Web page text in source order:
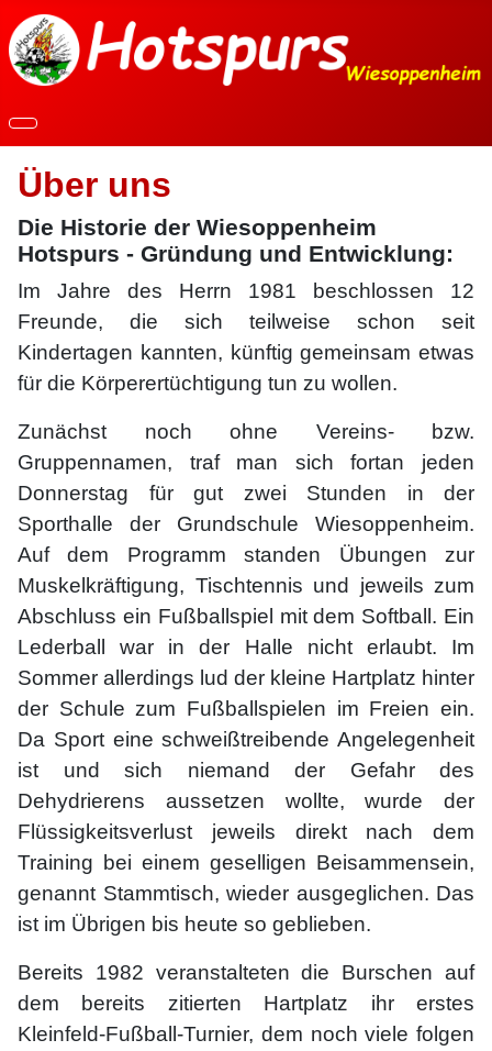
Über uns
Die Historie der Wiesoppenheim
Hotspurs - Gründung und Entwicklung:
Im Jahre des Herrn 1981 beschlossen 12
Freunde, die sich teilweise schon seit
Kindertagen kannten, künftig gemeinsam etwas
für die Körperertüchtigung tun zu wollen.
Zunächst noch ohne Vereins- bzw.
Gruppennamen, traf man sich fortan jeden
Donnerstag für gut zwei Stunden in der
Sporthalle der Grundschule Wiesoppenheim.
Auf dem Programm standen Übungen zur
Muskelkräftigung, Tischtennis und jeweils zum
Abschluss ein Fußballspiel mit dem Softball. Ein
Lederball war in der Halle nicht erlaubt. Im
Sommer allerdings lud der kleine Hartplatz hinter
der Schule zum Fußballspielen im Freien ein.
Da Sport eine schweißtreibende Angelegenheit
ist und sich niemand der Gefahr des
Dehydrierens aussetzen wollte, wurde der
Flüssigkeitsverlust jeweils direkt nach dem
Training bei einem geselligen Beisammensein,
genannt Stammtisch, wieder ausgeglichen. Das
ist im Übrigen bis heute so geblieben.
Bereits 1982 veranstalteten die Burschen auf
dem bereits zitierten Hartplatz ihr erstes
Kleinfeld-Fußball-Turnier, dem noch viele folgen